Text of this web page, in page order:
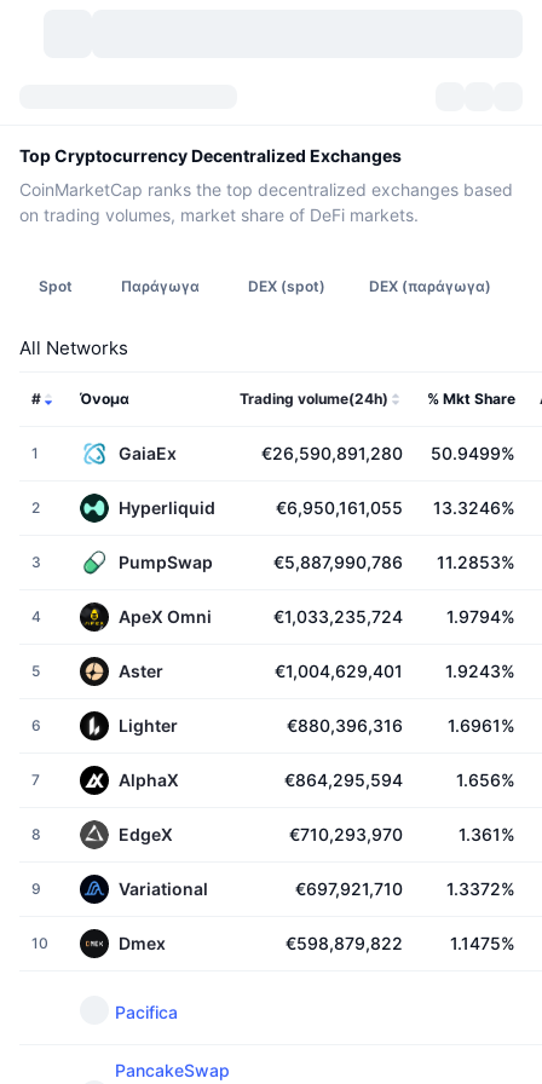
Κατάταξη
Στοιχεία ενεργητικού πραγματικού κόσμου
Πίνακες κατάταξης
Δημοφιλή
Προσεχώς
Προστέθηκε πρόσφατα
Κερδισμένα & Χαμένα
Περισσότερες επισκέψεις
Αγορές
BNB Θησαυροφυλάκια
Εισροές/Εκροές στα ανταλλακτήρια
Δείκτες
Δείκτης Φόβου και Απληστίας
Δείκτης εποχής των altcoins
Δείκτες κύκλου αγοράς
DexScan
Εξερευνητής meme
Κορυφαίοι Έμποροι
Παράγωγα
Αποκεντρωμένα ανταλλακτήρια
Spot
Παράγωγα
Ζωντανά
Άρθρα
Αίσθημα
API Κρυπτονομισμάτων
DEX API
Επιχείρηση
Τιμές
Πόροι
Τεκμηρίωση
Συχνές ερωτήσεις
Ενσωματώσεις AI
Κόμβος Agent της CMC
Αγορά Δεξιοτήτων
Προϊόντα
Μετατροπέας
Ενημερωτικό δελτίο
CMC Launch
CMC Labs
CMC Max
Κορυφαίες Ειδήσεις
Telegram Bot
Διαφήμιση
Top Cryptocurrency Decentralized Exchanges
CoinMarketCap ranks the top decentralized exchanges based
on trading volumes, market share of DeFi markets.
Spot Παράγωγα DEX (spot) DEX (παράγωγα)
All Networks
# Όνομα Trading volume(24h) % Mkt Share
1 GaiaEx €26,590,891,280 50.9499%
2 Hyperliquid €6,950,161,055 13.3246%
3 PumpSwap €5,887,990,786 11.2853%
4 ApeX Omni €1,033,235,724 1.9794%
5 Aster €1,004,629,401 1.9243%
6 Lighter €880,396,316 1.6961%
7 AlphaX €864,295,594 1.656%
8 EdgeX €710,293,970 1.361%
9 Variational €697,921,710 1.3372%
10 Dmex €598,879,822 1.1475%
Pacifica
PancakeSwap